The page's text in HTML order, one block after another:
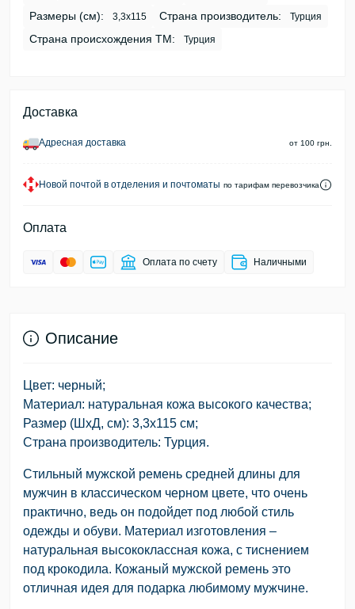
Размеры (см): 3,3х115 Страна производитель: Турция
Страна происхождения ТМ: Турция
Доставка
Адресная доставка от 100 грн.
Новой почтой в отделения и почтоматы по тарифам перевозчика
Оплата
Оплата по счету Наличными
Описание
Цвет: черный;
Материал: натуральная кожа высокого качества;
Размер (ШхД, см): 3,3х115 см;
Страна производитель: Турция.
Стильный мужской ремень средней длины для
мужчин в классическом черном цвете, что очень
практично, ведь он подойдет под любой стиль
одежды и обуви. Материал изготовления –
натуральная высококлассная кожа, с тиснением
под крокодила. Кожаный мужской ремень это
отличная идея для подарка любимому мужчине.